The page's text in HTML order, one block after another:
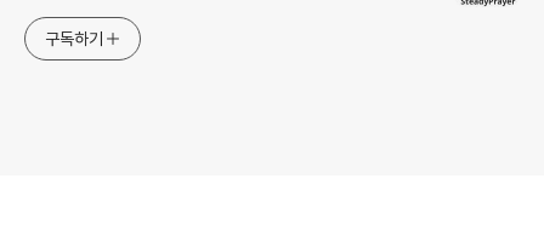
구독하기